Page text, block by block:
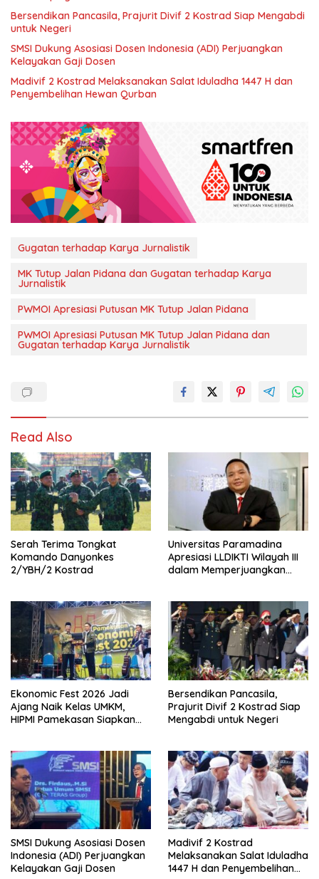
Bersendikan Pancasila, Prajurit Divif 2 Kostrad Siap Mengabdi
untuk Negeri
SMSI Dukung Asosiasi Dosen Indonesia (ADI) Perjuangkan
Kelayakan Gaji Dosen
Madivif 2 Kostrad Melaksanakan Salat Iduladha 1447 H dan
Penyembelihan Hewan Qurban
Gugatan terhadap Karya Jurnalistik
MK Tutup Jalan Pidana dan Gugatan terhadap Karya
Jurnalistik
PWMOI Apresiasi Putusan MK Tutup Jalan Pidana
PWMOI Apresiasi Putusan MK Tutup Jalan Pidana dan
Gugatan terhadap Karya Jurnalistik
Read Also
Serah Terima Tongkat
Komando Danyonkes
2/YBH/2 Kostrad
Universitas Paramadina
Apresiasi LLDIKTI Wilayah III
dalam Memperjuangkan
Ekonomic Fest 2026 Jadi
Ajang Naik Kelas UMKM,
HIPMI Pamekasan Siapkan
Bersendikan Pancasila,
Prajurit Divif 2 Kostrad Siap
Mengabdi untuk Negeri
SMSI Dukung Asosiasi Dosen
Indonesia (ADI) Perjuangkan
Kelayakan Gaji Dosen
Madivif 2 Kostrad
Melaksanakan Salat Iduladha
1447 H dan Penyembelihan